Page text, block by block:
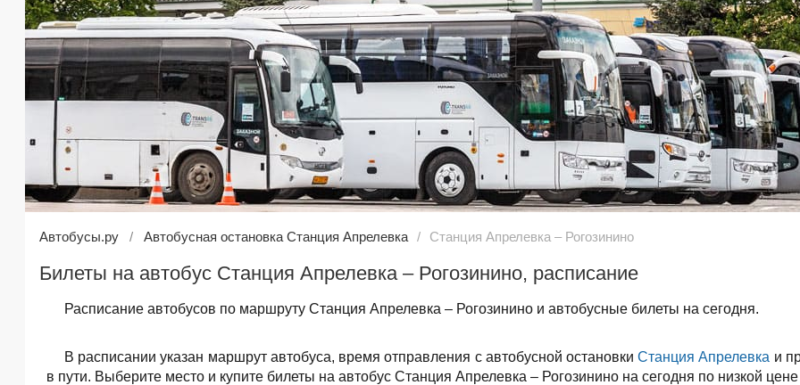
Автобусы.ру Автобусная остановка Станция Апрелевка Станция Апрелевка – Рогозинино
Билеты на автобус Станция Апрелевка – Рогозинино, расписание
Расписание автобусов по маршруту Станция Апрелевка – Рогозинино и автобусные билеты на сегодня.
В расписании указан маршрут автобуса, время отправления с автобусной остановкиСтанция Апрелевка и
в пути. Выберите место и купите билеты на автобус Станция Апрелевка – Рогозинино на сегодня по низкой